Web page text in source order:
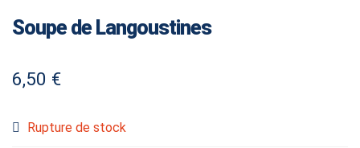
Soupe de Langoustines
6,50 €
Rupture de stock